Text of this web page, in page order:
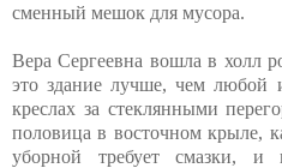
сменный мешок для мусора.
Вера Сергеевна вошла в холл
это здание лучше, чем любой
креслах за стеклянными
половица в восточном крыле,
уборной требует смазки,